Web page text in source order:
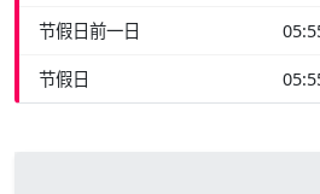
节假日前一日
节假日